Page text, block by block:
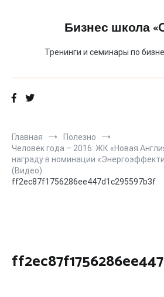
Бизнес школа
Тренинги и семинары по
Главная
Полезно
Человек года – 2016: ЖК «Новая
награду в номинации
(Видео)
ff2ec87f1756286ee447d1c295597b3f